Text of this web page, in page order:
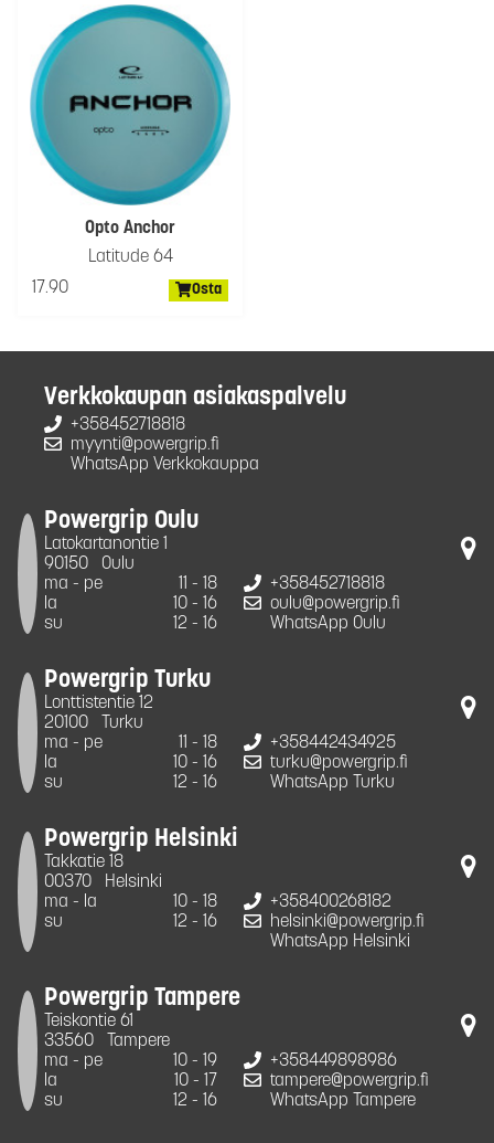
Opto Anchor
Latitude 64
17.90
Osta
Verkkokaupan asiakaspalvelu
+358452718818
myynti@powergrip.fi
WhatsApp Verkkokauppa
Powergrip Oulu
Latokartanontie 1
90150
Oulu
ma - pe
11 - 18
la
10 - 16
su
12 - 16
+358452718818
oulu@powergrip.fi
WhatsApp Oulu
Powergrip Turku
Lonttistentie 12
20100
Turku
ma - pe
11 - 18
la
10 - 16
su
12 - 16
+358442434925
turku@powergrip.fi
WhatsApp Turku
Powergrip Helsinki
Takkatie 18
00370
Helsinki
ma - la
10 - 18
su
12 - 16
+358400268182
helsinki@powergrip.fi
WhatsApp Helsinki
Powergrip Tampere
Teiskontie 61
33560
Tampere
ma - pe
10 - 19
la
10 - 17
su
12 - 16
+358449898986
tampere@powergrip.fi
WhatsApp Tampere